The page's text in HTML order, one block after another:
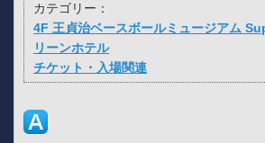
カテゴリー：
4F 王貞治ベースボールミュージアム
リーンホテル
チケット・入場関連